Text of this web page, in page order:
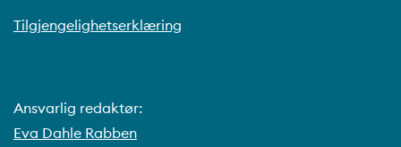
Tilgjengelighetserklæring
Ansvarlig redaktør:
Eva Dahle Rabben